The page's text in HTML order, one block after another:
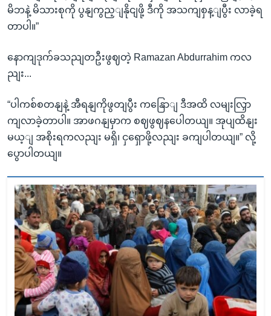
မိဘနဲ့ မိသားစုကို ပွနျကွည့ျနိုငျဖို့ ဒီကို အသကျစှန့ျပွီး လာခဲ့ရ
တာပါ။”
နောကျဒုက်ခသညျတဦးဖွဈတဲ့ Ramazan Abdurrahim ကလ
ညျး...
“ပါကစ်စတနျနဲ့ အီရနျကိုဖွတျပွီး ကနြောျ ဒီအထိ လမျးလြှာ
ကျလာခဲ့တာပါ။ အာဖဂနျမှာက စဈဖွဈနပေါတယျ။ အုပျထိနျး
မယ့ျ အစိုးရကလညျး မရှိ၊ ငှရှောဖို့လညျး ခကျပါတယျ။” လို့
ပွောပါတယျ။